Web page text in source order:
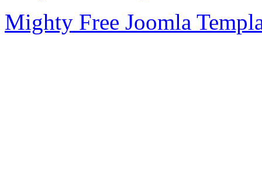
Mighty Free Joomla